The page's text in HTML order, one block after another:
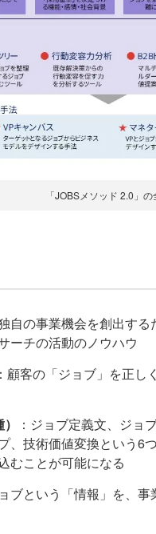
「JOBSメソッド 2.0」
自の事業機会を創出す
ーチの活動のノウハウ
：顧客の「ジョブ」を正
：ジョブ定義文、ジョ
、技術価値変換という6
むことが可能になる
ブという「情報」を、